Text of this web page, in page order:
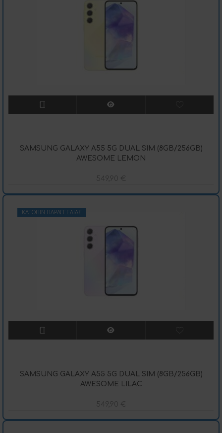
SAMSUNG GALAXY A55 5G DUAL SIM (8GB/256GB)
AWESOME LEMON
549,90 €
ΚΑΤΌΠΙΝ ΠΑΡΑΓΓΕΛΊΑΣ
SAMSUNG GALAXY A55 5G DUAL SIM (8GB/256GB)
AWESOME LILAC
549,90 €